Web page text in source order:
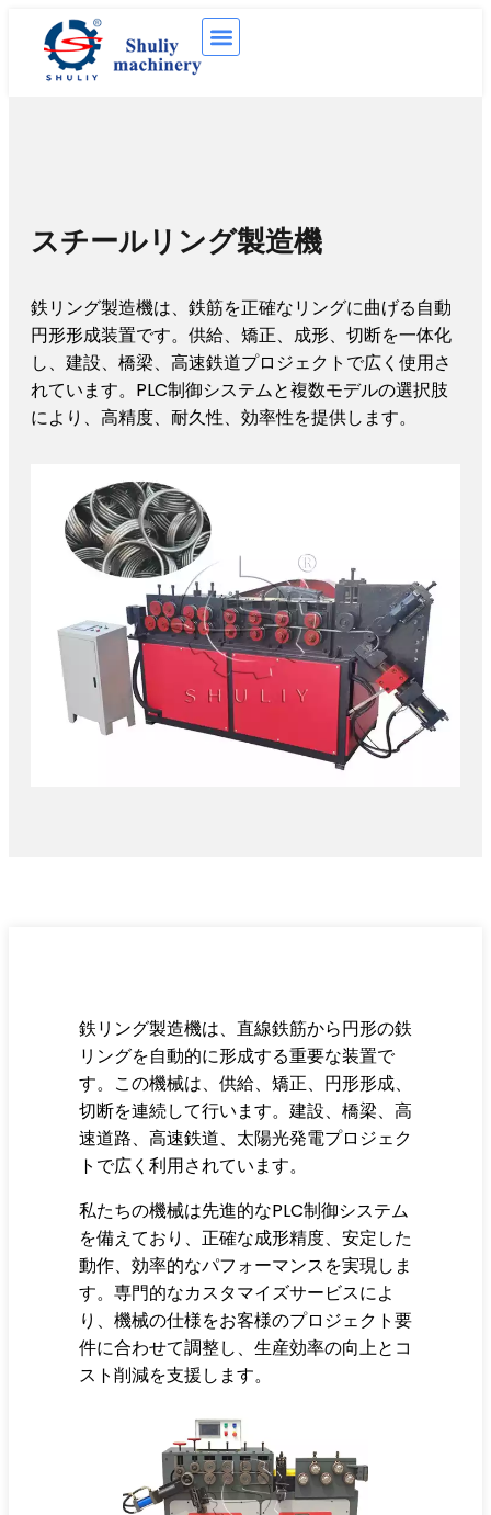
スチールリング製造機
鉄リング製造機は、鉄筋を正確なリングに曲げる自動
円形形成装置です。供給、矯正、成形、切断を一体化
し、建設、橋梁、高速鉄道プロジェクトで広く使用さ
れています。PLC制御システムと複数モデルの選択肢
により、高精度、耐久性、効率性を提供します。
鉄リング製造機は、直線鉄筋から円形の鉄
リングを自動的に形成する重要な装置で
す。この機械は、供給、矯正、円形形成、
切断を連続して行います。建設、橋梁、高
速道路、高速鉄道、太陽光発電プロジェク
トで広く利用されています。
私たちの機械は先進的なPLC制御システム
を備えており、正確な成形精度、安定した
動作、効率的なパフォーマンスを実現しま
す。専門的なカスタマイズサービスによ
り、機械の仕様をお客様のプロジェクト要
件に合わせて調整し、生産効率の向上とコ
スト削減を支援します。